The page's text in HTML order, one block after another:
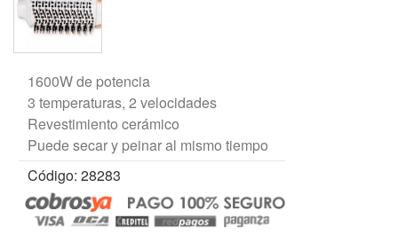
1600W de potencia
3 temperaturas, 2 velocidades
Revestimiento cerámico
Puede secar y peinar al mismo tiempo
Código: 28283